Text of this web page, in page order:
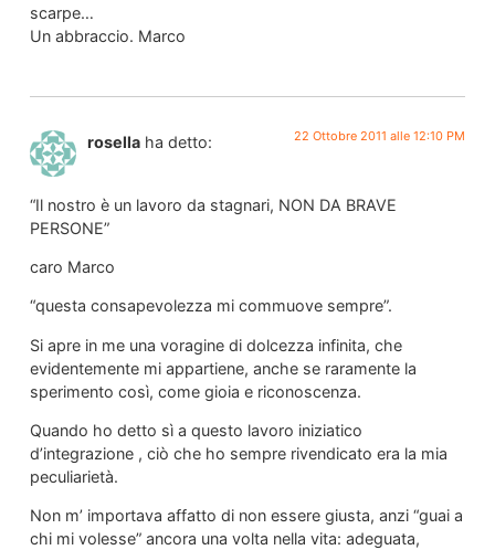
scarpe…
Un abbraccio. Marco
rosella ha detto: 22 Ottobre 2011 alle 12:10 PM
“Il nostro è un lavoro da stagnari, NON DA BRAVE
PERSONE”
caro Marco
“questa consapevolezza mi commuove sempre”.
Si apre in me una voragine di dolcezza infinita, che
evidentemente mi appartiene, anche se raramente la
sperimento così, come gioia e riconoscenza.
Quando ho detto sì a questo lavoro iniziatico
d’integrazione , ciò che ho sempre rivendicato era la mia
peculiarietà.
Non m’ importava affatto di non essere giusta, anzi “guai a
chi mi volesse” ancora una volta nella vita: adeguata,